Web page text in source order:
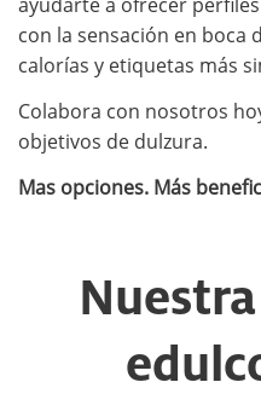
con la sensación en boca
calorías y etiquetas más
Colabora con nosotros
objetivos de dulzura.
Mas opciones. Más